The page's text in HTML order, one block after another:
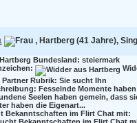
, Hartberg (41 Jahre),
Bundesland: steiermark
Partner Rubrik: Sie sucht Ihn
Fesselnde Momente
Seelen haben gemein, dass
haben die Eigenart...
Bekanntschaften im Flirt Chat mit: